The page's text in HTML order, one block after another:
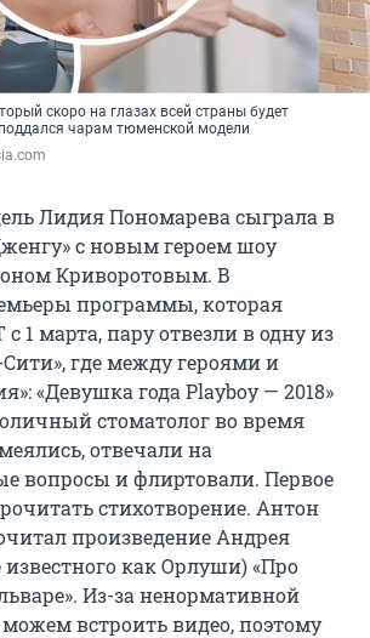
скоро на глазах всей страны будет
чарам тюменской модели
Лидия Пономарева сыграла в
с новым героем шоу
Криворотовым. В
программы, которая
с 1 марта, пару отвезли в одну из
где между героями и
«Девушка года Playboy — 2018»
стоматолог во время
отвечали на
вопросы и флиртовали. Первое
стихотворение. Антон
произведение Андрея
как Орлуши) «Про
Из-за ненормативной
встроить видео, поэтому